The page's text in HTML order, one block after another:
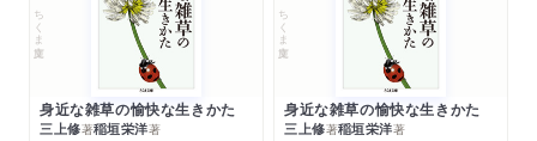
ちくま文庫
身近な雑草の愉快な生きかた
三上修著稲垣栄洋著
ちくま文庫
身近な雑草の愉快な生きかた
三上修著稲垣栄洋著